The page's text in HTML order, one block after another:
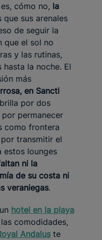
cómo no, la
que sus arenales
de seguir la
que el sol no
y las rutinas,
la noche. El
más
en Sancti
por dos
permanecer
como frontera
transmitir el
estos lounges
ni la
de su costa ni
veraniegas.
hotel en la playa
comodidades,
Andalus te